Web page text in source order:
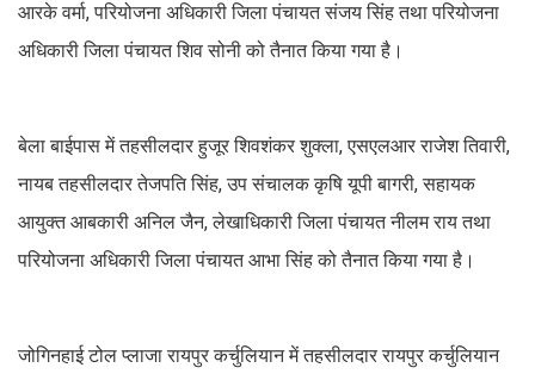
आरके वर्मा, परियोजना अधिकारी जिला पंचायत संजय सिंह तथा परियोजना
अधिकारी जिला पंचायत शिव सोनी को तैनात किया गया है।
बेला बाईपास में तहसीलदार हुजूर शिवशंकर शुक्ला, एसएलआर राजेश तिवारी,
नायब तहसीलदार तेजपति सिंह, उप संचालक कृषि यूपी बागरी, सहायक
आयुक्त आबकारी अनिल जैन, लेखाधिकारी जिला पंचायत नीलम राय तथा
परियोजना अधिकारी जिला पंचायत आभा सिंह को तैनात किया गया है।
जोगिनहाई टोल प्लाजा रायपुर कर्चुलियान में तहसीलदार रायपुर कर्चुलियान